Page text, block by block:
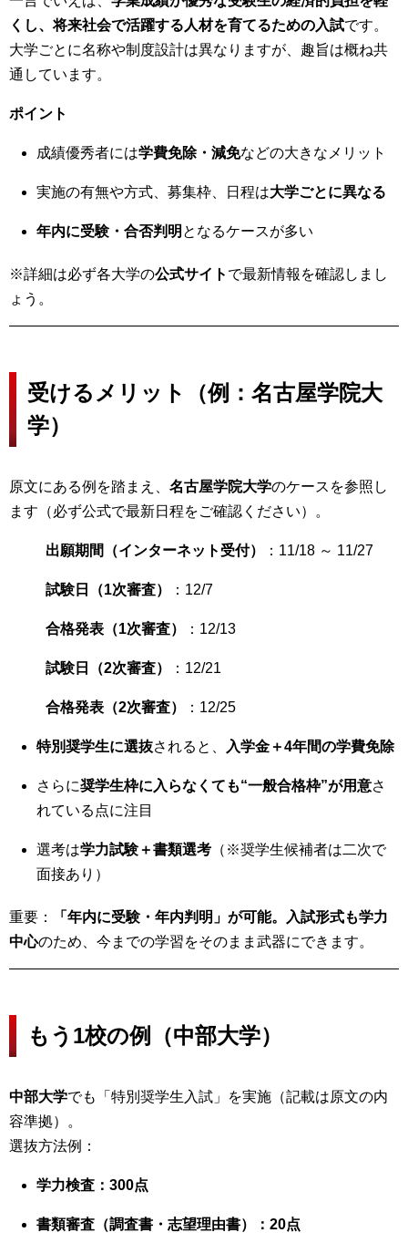
くし、将来社会で活躍する人材を育てるための入試です。
大学ごとに名称や制度設計は異なりますが、趣旨は概ね共
通しています。
ポイント
成績優秀者には学費免除・減免などの大きなメリット
実施の有無や方式、募集枠、日程は大学ごとに異なる
年内に受験・合否判明 となるケースが多い
※詳細は必ず各大学の公式サイト で最新情報を確認しまし
ょう。
受けるメリット（例：名古屋学院大
学）
原文にある例を踏まえ、 名古屋学院大学のケースを参照し
ます（必ず公式で最新日程をご確認ください）。
出願期間（インターネット受付） ：11/18 ～ 11/27
試験日（1次審査） ：12/7
合格発表（1次審査） ：12/13
試験日（2次審査） ：12/21
合格発表（2次審査） ：12/25
特別奨学生に選抜されると、 入学金＋4年間の学費免除
さらに奨学生枠に入らなくても“一般合格枠”が用意さ
れている点に注目
選考は学力試験＋書類選考 （※奨学生候補者は二次で
面接あり）
重要：
「年内に受験・年内判明」が可能。入試形式も学力
中心のため、今までの学習をそのまま武器にできます。
もう1校の例（中部大学）
中部大学でも「特別奨学生入試」を実施（記載は原文の内
容準拠）。
選抜方法例：
学力検査：300点
書類審査（調査書・志望理由書）：20点